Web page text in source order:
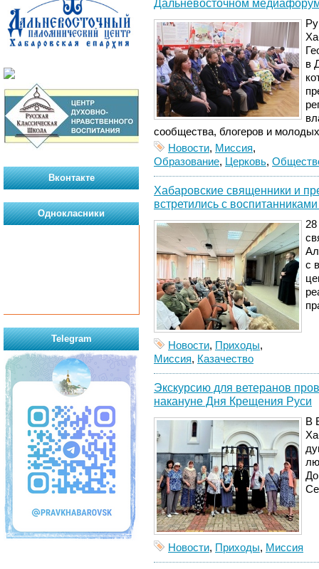
Дальневосточном
в
сообщества, блогеров и
Новости, Миссия,
Образование, Церковь,
Хабаровские священники и
встретились с
с
Новости, Приходы,
Миссия, Казачество
Экскурсию для ветеранов
накануне Дня Крещения Руси
В
Новости, Приходы, Миссия
Вконтакте
Однокласники
Telegram